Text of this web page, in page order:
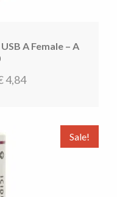
A Female – A
4,84
Sale!